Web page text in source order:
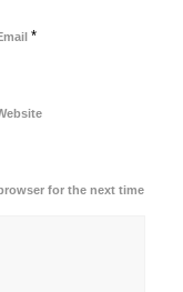
*
for the next time